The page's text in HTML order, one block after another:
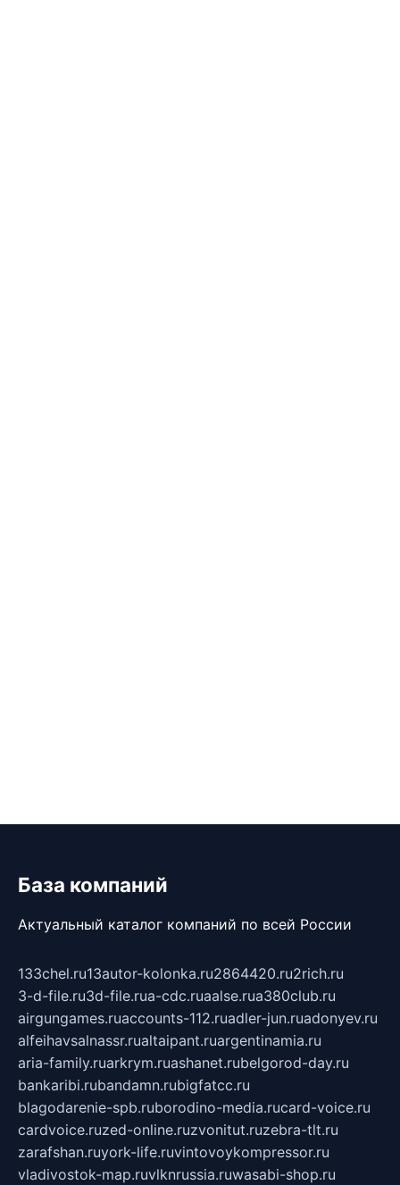
База компаний
Актуальный каталог компаний по всей России
133chel.ru13autor-kolonka.ru2864420.ru2rich.ru
3-d-file.ru3d-file.rua-cdc.ruaalse.rua380club.ru
airgungames.ruaccounts-112.ruadler-jun.ruadonyev.ru
alfeihavsalnassr.rualtaipant.ruargentinamia.ru
aria-family.ruarkrym.ruashanet.rubelgorod-day.ru
bankaribi.rubandamn.rubigfatcc.ru
blagodarenie-spb.ruborodino-media.rucard-voice.ru
cardvoice.ruzed-online.ruzvonitut.ruzebra-tlt.ru
zarafshan.ruyork-life.ruvintovoykompressor.ru
vladivostok-map.ruvlknrussia.ruwasabi-shop.ru